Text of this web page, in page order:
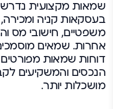
שמאות מקצועית
בעסקאות קניה
משפטיים, חישובי מס
אחרות. שמאים
דוחות שמאות מפורטים
הנכסים והמשקיעים
מושכלות יותר.